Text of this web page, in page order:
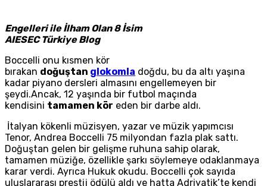
Engelleri ile İlham Olan 8 İsim
AIESEC Türkiye Blog
Boccelli onu kısmen kör
bırakan doğuştan glokomla doğdu, bu da altı yaşına
kadar piyano dersleri almasını engellemeyen bir
şeydi.Ancak, 12 yaşında bir futbol maçında
kendisini tamamen kör eden bir darbe aldı.
İtalyan kökenli müzisyen, yazar ve müzik yapımcısı
Tenor, Andrea Boccelli 75 milyondan fazla plak sattı.
Doğuştan gelen bir gelişme ruhuna sahip olarak,
tamamen müziğe, özellikle şarkı söylemeye odaklanmaya
karar verdi. Ayrıca Hukuk okudu. Boccelli çok sayıda
uluslararası prestij ödülü aldı ve hatta Adriyatik’te kendi